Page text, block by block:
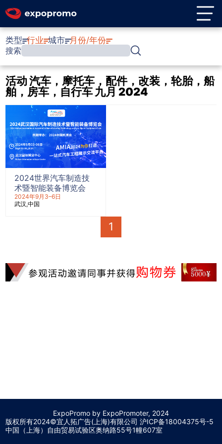
类型 行业 城市 月份/年份
搜索
活动 汽车，摩托车，配件，改装，轮胎，船
舶，房车，自行车 九月 2024
2024世界汽车制造技
术暨智能装备博览会
2024年9月3–6日
武汉 中国
1
ExpoPromo by ExpoPromoter, 2024
版权所有2024©宜人拓广告(上海)有限公司 沪ICP备18004375号-5
中国（上海）自由贸易试验区奥纳路55号1幢607室